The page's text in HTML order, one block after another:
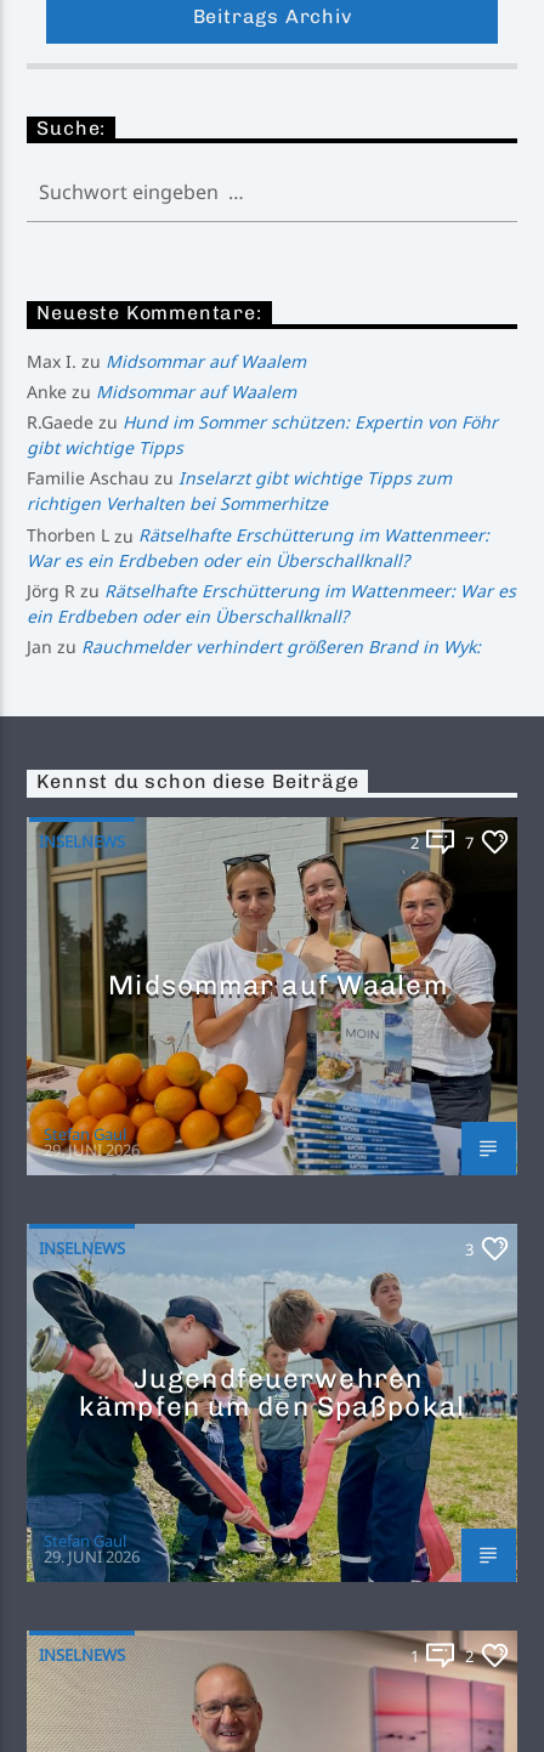
Beitrags Archiv
Suche:
Neueste Kommentare:
Max I. zu Midsommar auf Waalem
Anke zu Midsommar auf Waalem
R.Gaede zu Hund im Sommer schützen: Expertin von Föhr
gibt wichtige Tipps
Familie Aschau zuInselarzt gibt wichtige Tipps zum
richtigen Verhalten bei Sommerhitze
Thorben L zu Rätselhafte Erschütterung im Wattenmeer:
War es ein Erdbeben oder ein Überschallknall?
Jörg R zu Rätselhafte Erschütterung im Wattenmeer: War es
ein Erdbeben oder ein Überschallknall?
Jan zu Rauchmelder verhindert größeren Brand in Wyk:
Kennst du schon diese Beiträge
INSELNEWS 2 7
Midsommar auf Waalem
Stefan Gaul
29. JUNI 2026
INSELNEWS 3
Jugendfeuerwehren
kämpfen um den Spaßpokal
Stefan Gaul
29. JUNI 2026
INSELNEWS 1 2